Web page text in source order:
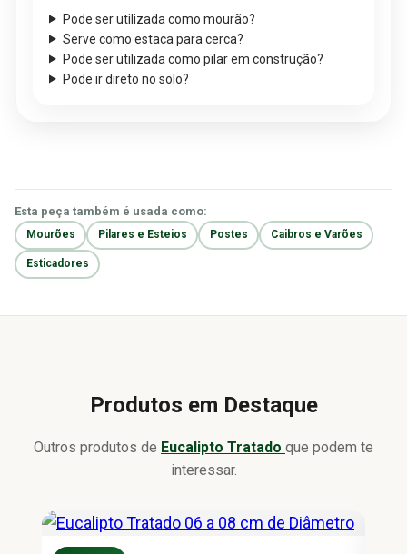
Pode ser utilizada como mourão?
Serve como estaca para cerca?
Pode ser utilizada como pilar em construção?
Pode ir direto no solo?
Esta peça também é usada como:
Mourões Pilares e Esteios Postes Caibros e Varões
Esticadores
Produtos em Destaque
Outros produtos de Eucalipto Tratado que podem te
interessar.